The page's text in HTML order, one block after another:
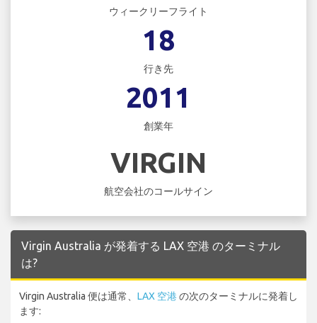
ウィークリーフライト
18
行き先
2011
創業年
VIRGIN
航空会社のコールサイン
Virgin Australia が発着する LAX 空港 のターミナル
は?
Virgin Australia 便は通常、 LAX 空港の次のターミナルに発着し
ます: